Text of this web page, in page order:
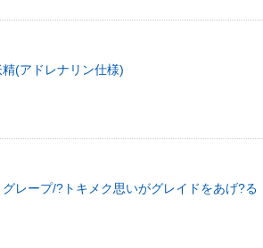
(アドレナリン仕様)
グレープ/?トキメク思いがグレイドをあげ?る